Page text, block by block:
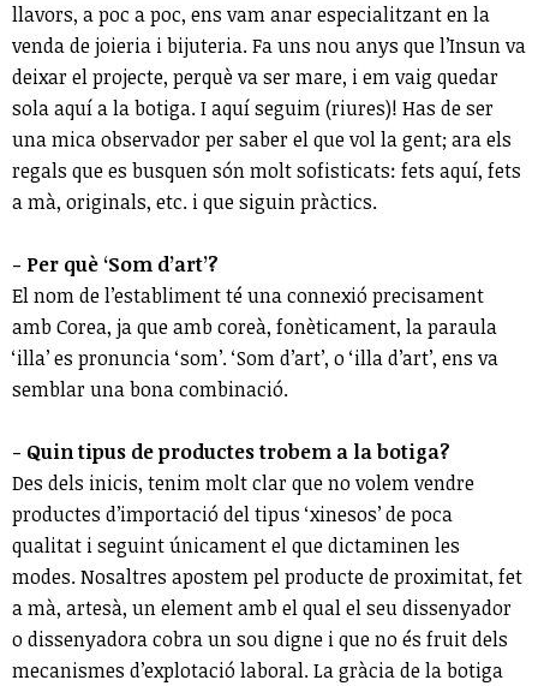
llavors, a poc a poc, ens vam anar especialitzant en la
venda de joieria i bijuteria. Fa uns nou anys que l’Insun va
deixar el projecte, perquè va ser mare, i em vaig quedar
sola aquí a la botiga. I aquí seguim (riures)! Has de ser
una mica observador per saber el que vol la gent; ara els
regals que es busquen són molt sofisticats: fets aquí, fets
a mà, originals, etc. i que siguin pràctics.
- Per què ‘Som d’art’?
El nom de l’establiment té una connexió precisament
amb Corea, ja que amb coreà, fonèticament, la paraula
‘illa’ es pronuncia ‘som’. ‘Som d’art’, o ‘illa d’art’, ens va
semblar una bona combinació.
- Quin tipus de productes trobem a la botiga?
Des dels inicis, tenim molt clar que no volem vendre
productes d’importació del tipus ‘xinesos’ de poca
qualitat i seguint únicament el que dictaminen les
modes. Nosaltres apostem pel producte de proximitat, fet
a mà, artesà, un element amb el qual el seu dissenyador
o dissenyadora cobra un sou digne i que no és fruit dels
mecanismes d’explotació laboral. La gràcia de la botiga